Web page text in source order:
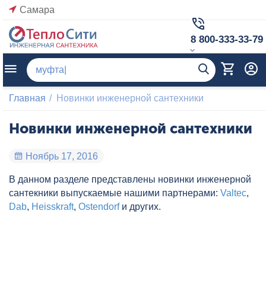
Самара
8 800-333-33-79
Главная / Новинки инженерной сантехники
Новинки инженерной сантехники
Ноябрь 17, 2016
В данном разделе представлены новинки инженерной
сантекники выпускаемые нашими партнерами: Valtec,
Dab, Heisskraft, Ostendorfи других.